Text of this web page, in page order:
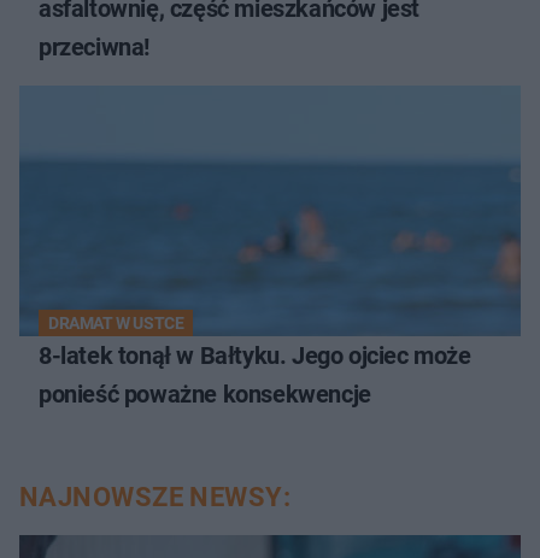
asfaltownię, część mieszkańców jest
przeciwna!
DRAMAT W USTCE
8-latek tonął w Bałtyku. Jego ojciec może
ponieść poważne konsekwencje
NAJNOWSZE NEWSY: